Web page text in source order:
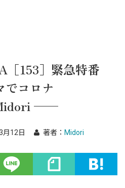
［153］緊急特番
でコロナ
──
月12日 著者： Midori